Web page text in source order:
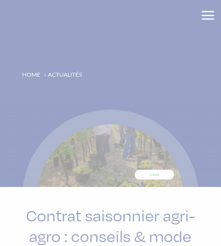
HOME 5 ACTUALITÉS
Contrat saisonnier agri-
agro : conseils & mode